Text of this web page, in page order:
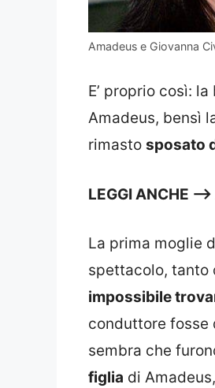
Amadeus e Giovanna
E’ proprio così:
Amadeus, bensì
rimasto sposato
LEGGI ANCHE —>
La prima moglie
spettacolo, tanto
impossibile
conduttore fosse
sembra che
figlia di Amadeus,